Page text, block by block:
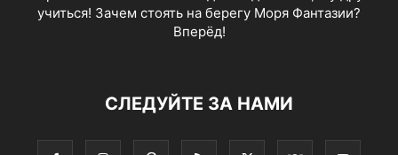
учиться! Зачем стоять на берегу Моря Фантазии?
Вперёд!
СЛЕДУЙТЕ ЗА НАМИ